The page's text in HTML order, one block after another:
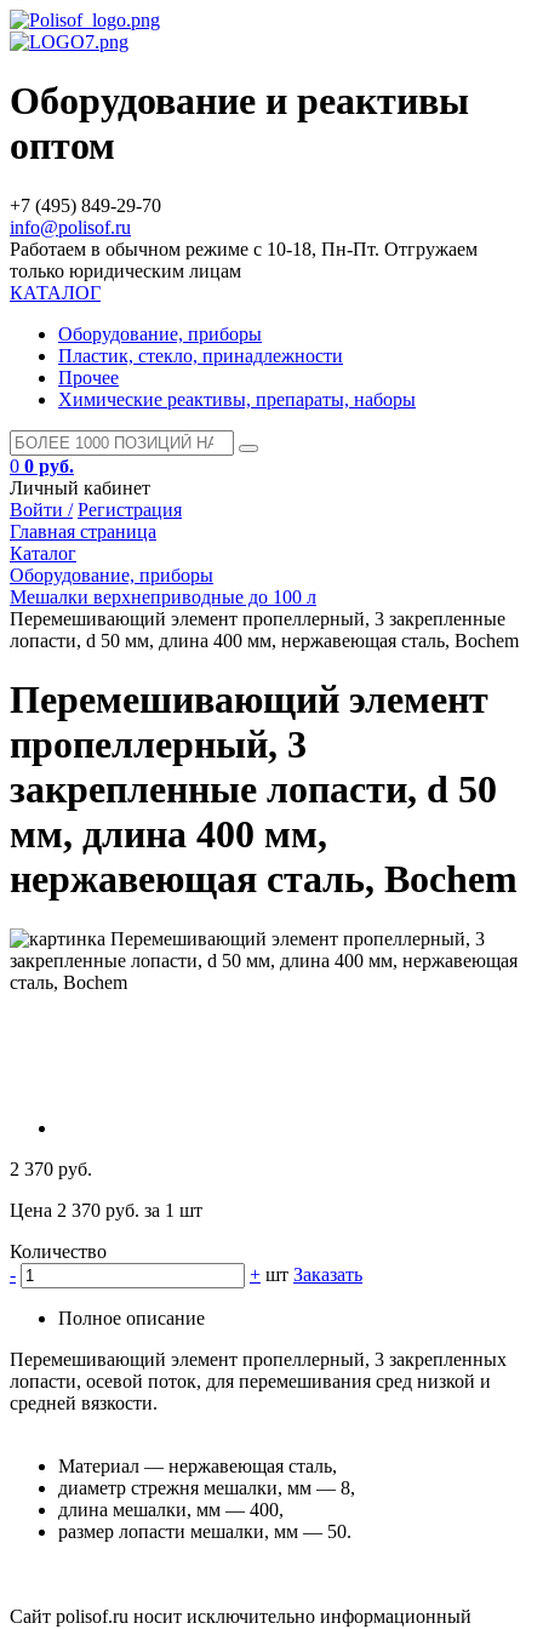
Оборудование и реактивы
оптом
+7 (495) 849-29-70
info@polisof.ru
Работаем в обычном режиме с 10-18, Пн-Пт. Отгружаем
только юридическим лицам
КАТАЛОГ
Оборудование, приборы
Пластик, стекло, принадлежности
Прочее
Химические реактивы, препараты, наборы
0 0 руб.
Личный кабинет
Войти / Регистрация
Главная страница
Каталог
Оборудование, приборы
Мешалки верхнеприводные до 100 л
Перемешивающий элемент пропеллерный, 3 закрепленные
лопасти, d 50 мм, длина 400 мм, нержавеющая сталь, Bochem
Перемешивающий элемент
пропеллерный, 3
закрепленные лопасти, d 50
мм, длина 400 мм,
нержавеющая сталь, Bochem
2 370 руб.
Цена 2 370 руб. за 1 шт
Количество
-
+ шт Заказать
Полное описание
Перемешивающий элемент пропеллерный, 3 закрепленных
лопасти, осевой поток, для перемешивания сред низкой и
средней вязкости.
Материал — нержавеющая сталь,
диаметр стрежня мешалки, мм — 8,
длина мешалки, мм — 400,
размер лопасти мешалки, мм — 50.
Сайт polisof.ru носит исключительно информационный